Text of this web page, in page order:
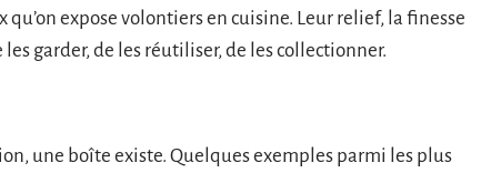
qu’on expose volontiers en cuisine. Leur relief, la finesse
garder, de les réutiliser, de les collectionner.
une boîte existe. Quelques exemples parmi les plus